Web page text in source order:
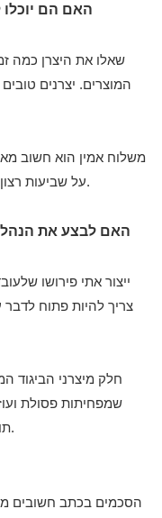
האם הם
שאלו את היצרן כמה
המוצרים. יצרנים
משלוח אמין הוא חשוב
על שביעות רצון הלקוחות ולדבוק בתוכניות המכירות שלך.
האם לבצע את
ייצור אתי פירושו
צריך להיות פתוח לדבר
חלק מיצרני הביגוד
שמפחיתות פסולת
תומכות בתעשייה בריאה יותר בטווח הארוך.
הסכמים בכתב חשובים